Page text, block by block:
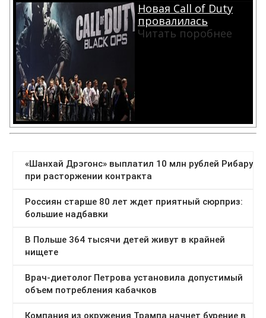
Новая Call of Duty
провалилась
Читать поробнее